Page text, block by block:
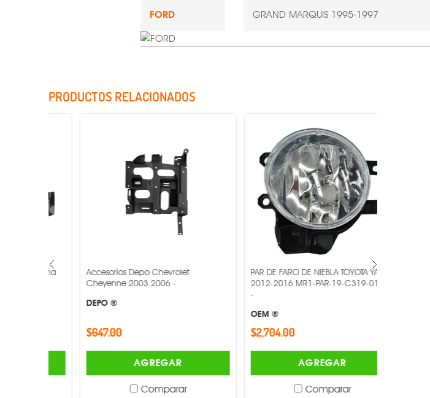
FORD GRAND MARQUIS 1995-1997
Incluye Cristales
PRODUCTOS RELACIONADOS
Accesorios Depo Chevrolet
Cheyenne 2003 2006 -
DEPO ®
$647.00
AGREGAR
Comparar
PAR DE FARO DE NIEBLA TOYOTA YARIS
2012-2016 MR1-PAR-19-C319-01-9B
OEM ®
$2,704.00
AGREGAR
Comparar